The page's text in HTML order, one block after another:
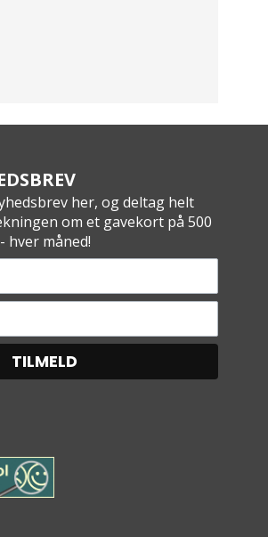
her, og deltag helt
om et gavekort på 500
hver måned!
TILMELD